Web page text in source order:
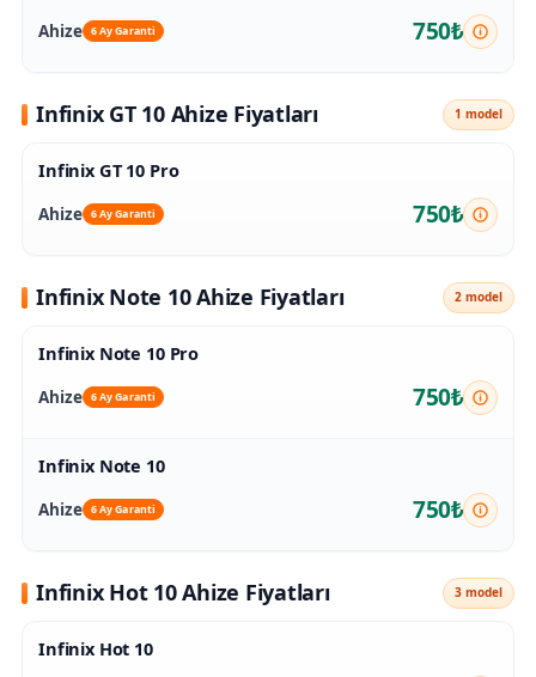
Ahize 6 Ay Garanti 750₺
Infinix GT 10 Ahize Fiyatları 1 model
Infinix GT 10 Pro
Ahize 6 Ay Garanti 750₺
Infinix Note 10 Ahize Fiyatları 2 model
Infinix Note 10 Pro
Ahize 6 Ay Garanti 750₺
Infinix Note 10
Ahize 6 Ay Garanti 750₺
Infinix Hot 10 Ahize Fiyatları 3 model
Infinix Hot 10